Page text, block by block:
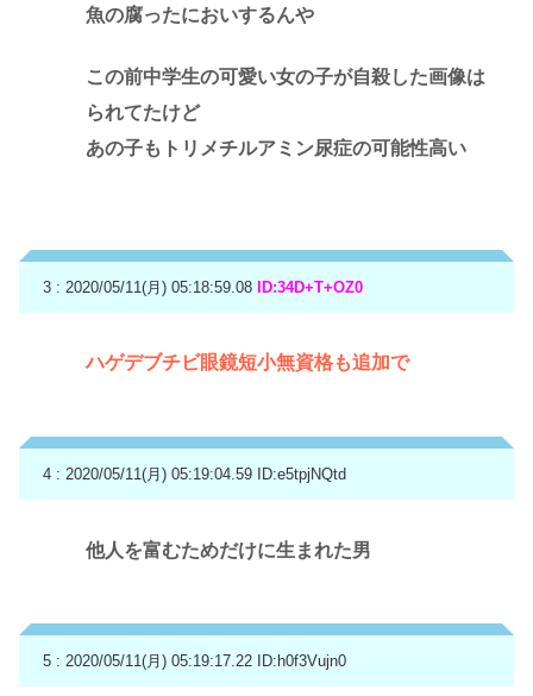
魚の腐ったにおいするんや
この前中学生の可愛い女の子が自殺した画像は
られてたけど
あの子もトリメチルアミン尿症の可能性高い
3 : 2020/05/11(月) 05:18:59.08 ID:34D+T+OZ0
ハゲデブチビ眼鏡短小無資格も追加で
4 : 2020/05/11(月) 05:19:04.59 ID:e5tpjNQtd
他人を富むためだけに生まれた男
5 : 2020/05/11(月) 05:19:17.22 ID:h0f3Vujn0